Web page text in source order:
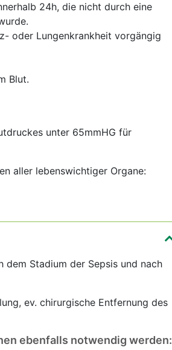
24h, die nicht durch eine
oder Lungenkrankheit vorgängig
Blut.
unter 65mmHG für
aller lebenswichtiger Organe:
dem Stadium der Sepsis und nach
ev. chirurgische Entfernung des
ebenfalls notwendig werden: